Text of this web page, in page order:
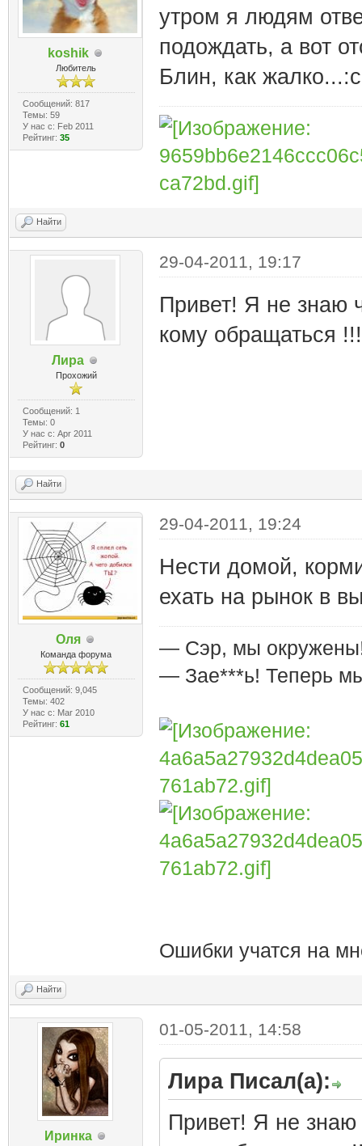
koshik
Любитель
Сообщений: 817
Темы: 59
У нас с: Feb 2011
Рейтинг: 35
утром я людям
подождать, а вот
Блин, как
Найти
Лира
Прохожий
Сообщений: 1
Темы: 0
У нас с: Apr 2011
Рейтинг: 0
29-04-2011, 19:17
Привет! Я не знаю
кому обращаться
Найти
Оля
Команда форума
Сообщений: 9,045
Темы: 402
У нас с: Mar 2010
Рейтинг: 61
29-04-2011, 19:24
Нести домой,
ехать на рынок в
— Сэр, мы
— Зае***ь! Теперь
Ошибки учатся на
Найти
Иринка
01-05-2011, 14:58
Лира Писал(а):
Привет! Я не